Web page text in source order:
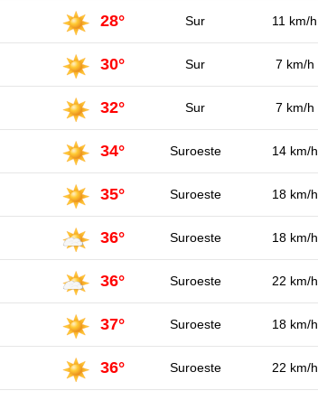
28° Sur 11 km/h
30° Sur 7 km/h
32° Sur 7 km/h
34° Suroeste 14 km/h
35° Suroeste 18 km/h
36° Suroeste 18 km/h
36° Suroeste 22 km/h
37° Suroeste 18 km/h
36° Suroeste 22 km/h